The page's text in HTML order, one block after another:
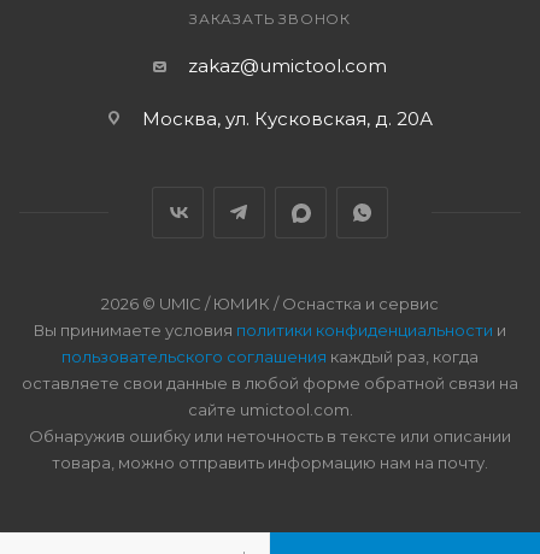
ЗАКАЗАТЬ ЗВОНОК
zakaz@umictool.com
Москва, ул. Кусковская, д. 20А
2026 © UMIC / ЮМИК / Оснастка и сервис
Вы принимаете условия политики конфиденциальности и
пользовательского соглашения каждый раз, когда
оставляете свои данные в любой форме обратной связи на
сайте umictool.com.
Обнаружив ошибку или неточность в тексте или описании
товара, можно отправить информацию нам на почту.